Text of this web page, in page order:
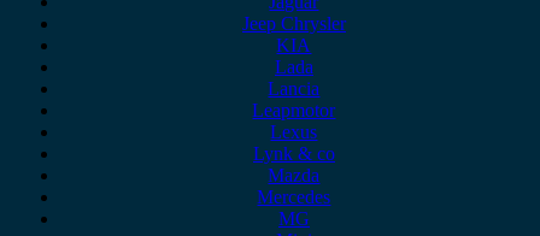
Jeep Chrysler
KIA
Lada
Lancia
Leapmotor
Lexus
Lynk & co
Mazda
Mercedes
MG